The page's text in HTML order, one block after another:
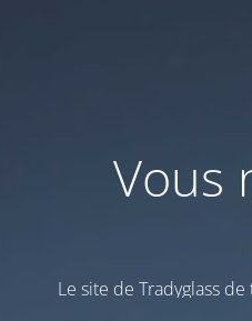
Vous
Le site de Tradyglass